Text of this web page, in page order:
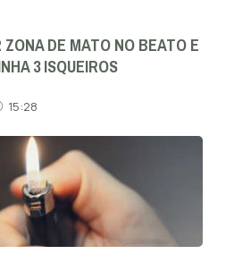
DE MATO NO BEATO E
3 ISQUEIROS
15:28